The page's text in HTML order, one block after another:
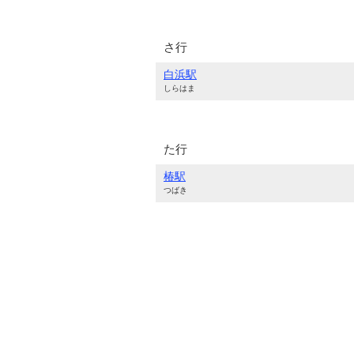
さ行
白浜駅
しらはま
た行
椿駅
つばき